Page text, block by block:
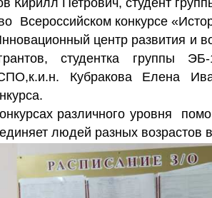
Всероссийском конкурсе
центр развития и
грантов, студентка группы
Кубракова Елена
различного уровня
людей разных возрастов